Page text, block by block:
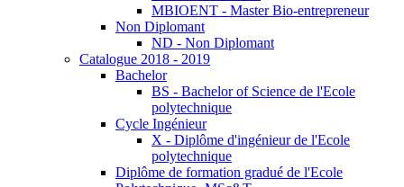
MBIOENT - Master Bio-entrepreneur
Non Diplomant
ND - Non Diplomant
Catalogue 2018 - 2019
Bachelor
BS - Bachelor of Science de l'Ecole
polytechnique
Cycle Ingénieur
X - Diplôme d'ingénieur de l'Ecole
polytechnique
Diplôme de formation gradué de l'Ecole